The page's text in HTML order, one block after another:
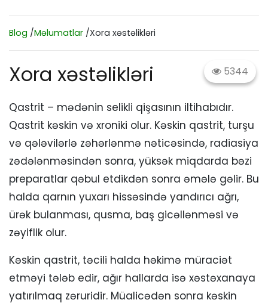
Blog /Məlumatlar /Xora xəstəlikləri
5344
Xora xəstəlikləri
Qastrit – mədənin selikli qişasının iltihabıdır.
Qastrit kəskin və xroniki olur. Kəskin qastrit, turşu
və qələvilərlə zəhərlənmə nəticəsində, radiasiya
zədələnməsindən sonra, yüksək miqdarda bəzi
preparatlar qəbul etdikdən sonra əmələ gəlir. Bu
halda qarnın yuxarı hissəsində yandırıcı ağrı,
ürək bulanması, qusma, baş gicəllənməsi və
zəyiflik olur.
Kəskin qastrit, təcili halda həkimə müraciət
etməyi tələb edir, ağır hallarda isə xəstəxanaya
yatırılmaq zəruridir. Müalicədən sonra kəskin